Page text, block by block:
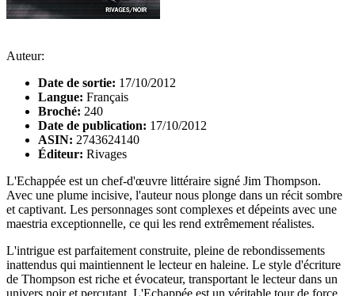
Auteur:
Date de sortie: 17/10/2012
Langue: Français
Broché: 240
Date de publication: 17/10/2012
ASIN: 2743624140
Éditeur: Rivages
L'Echappée est un chef-d'œuvre littéraire signé Jim Thompson.
Avec une plume incisive, l'auteur nous plonge dans un récit sombre
et captivant. Les personnages sont complexes et dépeints avec une
maestria exceptionnelle, ce qui les rend extrêmement réalistes.
L'intrigue est parfaitement construite, pleine de rebondissements
inattendus qui maintiennent le lecteur en haleine. Le style d'écriture
de Thompson est riche et évocateur, transportant le lecteur dans un
univers noir et percutant. L'Echappée est un véritable tour de force,